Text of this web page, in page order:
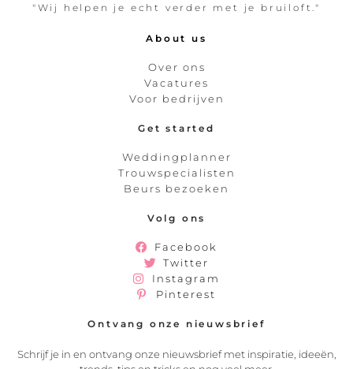
"Wij helpen je echt verder met je bruiloft."
About us
Over ons
Vacatures
Voor bedrijven
Get started
Weddingplanner
Trouwspecialisten
Beurs bezoeken
Volg ons
Facebook
Twitter
Instagram
Pinterest
Ontvang onze nieuwsbrief
Schrijf je in en ontvang onze nieuwsbrief met inspiratie, ideeën,